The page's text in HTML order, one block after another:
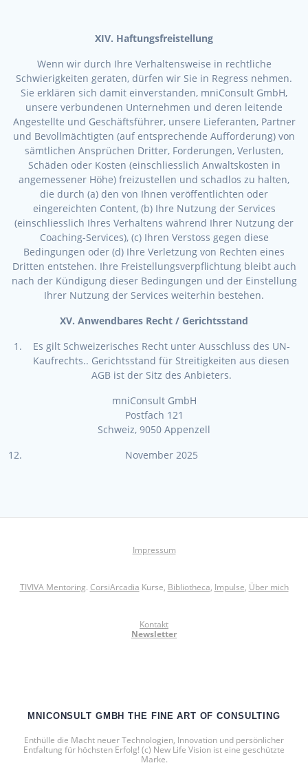
XIV. Haftungsfreistellung
Wenn wir durch Ihre Verhaltensweise in rechtliche
Schwierigkeiten geraten, dürfen wir Sie in Regress nehmen.
Sie erklären sich damit einverstanden, mniConsult GmbH,
unsere verbundenen Unternehmen und deren leitende
Angestellte und Geschäftsführer, unsere Lieferanten, Partner
und Bevollmächtigten (auf entsprechende Aufforderung) von
sämtlichen Ansprüchen Dritter, Forderungen, Verlusten,
Schäden oder Kosten (einschliesslich Anwaltskosten in
angemessener Höhe) freizustellen und schadlos zu halten,
die durch (a) den von Ihnen veröffentlichten oder
eingereichten Content, (b) Ihre Nutzung der Services
(einschliesslich Ihres Verhaltens während Ihrer Nutzung der
Coaching-Services), (c) Ihren Verstoss gegen diese
Bedingungen oder (d) Ihre Verletzung von Rechten eines
Dritten entstehen. Ihre Freistellungsverpflichtung bleibt auch
nach der Kündigung dieser Bedingungen und der Einstellung
Ihrer Nutzung der Services weiterhin bestehen.
XV. Anwendbares Recht / Gerichtsstand
Es gilt Schweizerisches Recht unter Ausschluss des UN-
Kaufrechts.. Gerichtsstand für Streitigkeiten aus diesen
AGB ist der Sitz des Anbieters.
mniConsult GmbH
Postfach 121
Schweiz, 9050 Appenzell
November 2025
MNICONSULT GMBH THE FINE ART OF CONSULTING
Enthülle die Macht neuer Technologien, Innovation und persönlicher
Entfaltung für höchsten Erfolg! (c) New Life Vision ist eine geschützte
Marke.
Impressum
TIVIVA Mentoring. CorsiArcadia Kurse, Bibliotheca, Impulse, Über mich
Kontakt
Newsletter